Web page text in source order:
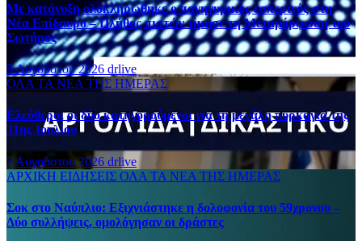
Με κατάνυξη ολοκληρώθηκε ο πανηγυρικός εσπερινός στη
Νέα Επίδαυρο – Πλήθος πιστών τίμησε τη Μεταμόρφωση του
Σωτήρος
5 Αυγούστου 2026 drlive
ΟΛΑ ΤΑ ΝΕΑ ΤΗΣ ΗΜΕΡΑΣ
Ελεύθεροι οι δύο κατηγορούμενοι για τη μεγάλη πυρκαγιά της
31ης Ιουλίου
5 Αυγούστου 2026 drlive
ΑΡΧΙΚΗ ΕΙΔΗΣΕΙΣ ΟΛΑ ΤΑ ΝΕΑ ΤΗΣ ΗΜΕΡΑΣ
Σοκ στο Ναύπλιο: Εξιχνιάστηκε η δολοφονία του 59χρονου –
Δύο συλλήψεις, ομολόγησαν οι δράστες